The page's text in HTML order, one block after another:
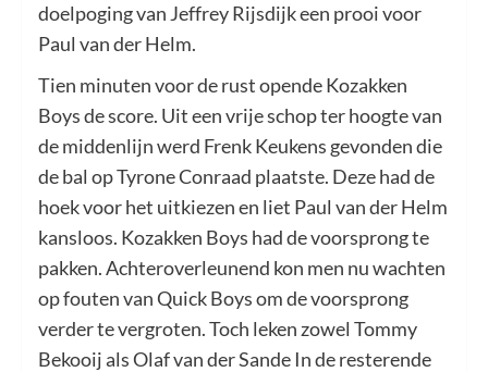
doelpoging van Jeffrey Rijsdijk een prooi voor
Paul van der Helm.
Tien minuten voor de rust opende Kozakken
Boys de score. Uit een vrije schop ter hoogte van
de middenlijn werd Frenk Keukens gevonden die
de bal op Tyrone Conraad plaatste. Deze had de
hoek voor het uitkiezen en liet Paul van der Helm
kansloos. Kozakken Boys had de voorsprong te
pakken. Achteroverleunend kon men nu wachten
op fouten van Quick Boys om de voorsprong
verder te vergroten. Toch leken zowel Tommy
Bekooij als Olaf van der Sande In de resterende